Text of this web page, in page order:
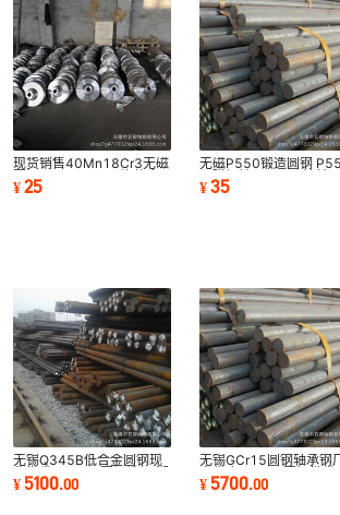
现货销售40Mn18Cr3无磁
圆钢 40Mn18Cr3锻件库
存充足
¥25
无磁P550锻造圆钢
无磁钢棒 P550石油钻
钢 P550锻方
¥35
无锡Q345B低合金圆钢现
货批发 Q345B圆钢淮钢 湘
钢现货销售
¥5100.00
无锡GCr15圆钢轴承钢
家供应 GCr15圆钢批发
格齐全 切割加工
¥5700.00